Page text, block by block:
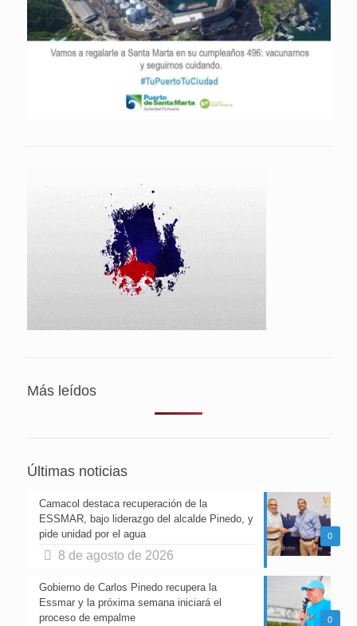
Más leídos
Últimas noticias
0
Camacol destaca recuperación de la
ESSMAR, bajo liderazgo del alcalde Pinedo, y
pide unidad por el agua
8 de agosto de 2026
0
Gobierno de Carlos Pinedo recupera la
Essmar y la próxima semana iniciará el
proceso de empalme